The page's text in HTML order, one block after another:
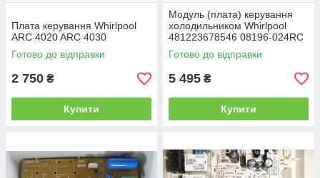
Плата керування Whirlpool
ARC 4020 ARC 4030
Готово до відправки
2 750 ₴
Купити
Модуль (плата) керування
холодильником Whirlpool
481223678546 08196-024RC
Готово до відправки
5 495 ₴
Купити